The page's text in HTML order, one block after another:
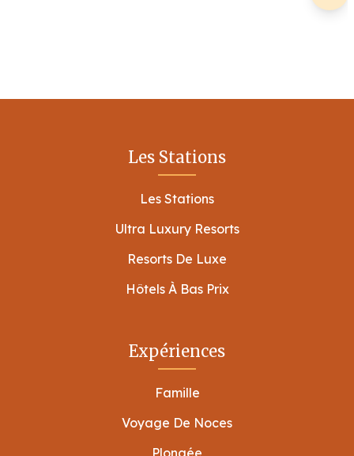
Les Stations
Les Stations
Ultra Luxury Resorts
Resorts De Luxe
Hôtels À Bas Prix
Expériences
Famille
Voyage De Noces
Plongée